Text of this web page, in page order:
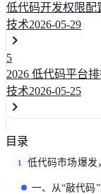
低代码开发权限配
技术2026-05-29
5
2026 低代码平台
技术2026-05-25
目录
1 低代码市场爆发
一、从“敲代码